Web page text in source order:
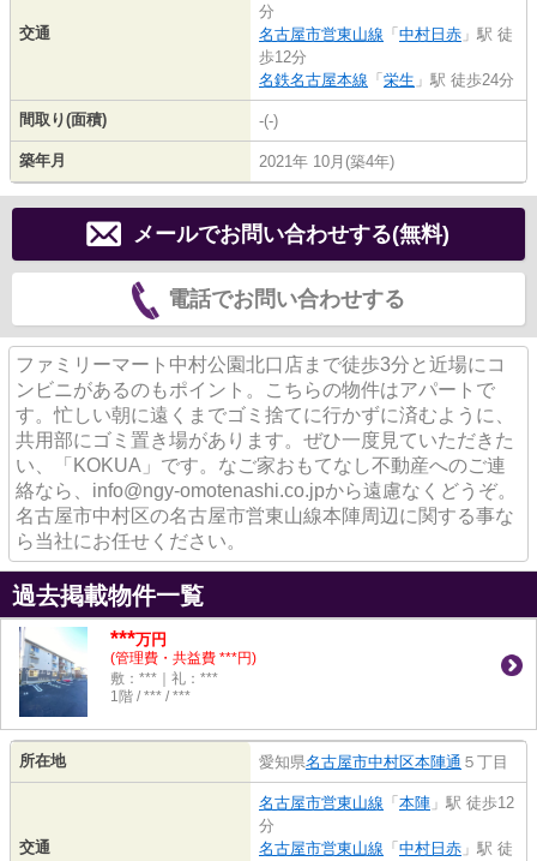
交通
分
名古屋市営東山線 「 中村日赤 」駅 徒
歩12分
名鉄名古屋本線 「 栄生 」駅 徒歩24分
間取り(面積) -(-)
築年月 2021年 10月(築4年)
メールでお問い合わせする(無料)
電話でお問い合わせする
ファミリーマート中村公園北口店まで徒歩3分と近場にコ
ンビニがあるのもポイント。こちらの物件はアパートで
す。忙しい朝に遠くまでゴミ捨てに行かずに済むように、
共用部にゴミ置き場があります。ぜひ一度見ていただきた
い、「KOKUA」です。なご家おもてなし不動産へのご連
絡なら、info@ngy-omotenashi.co.jpから遠慮なくどうぞ。
名古屋市中村区の名古屋市営東山線本陣周辺に関する事な
ら当社にお任せください。
過去掲載物件一覧
***万円
(管理費・共益費 ***円)
敷：***｜礼：***
1階 / *** / ***
所在地 愛知県名古屋市中村区本陣通 ５丁目
交通
名古屋市営東山線 「 本陣 」駅 徒歩12
分
名古屋市営東山線 「 中村日赤 」駅 徒